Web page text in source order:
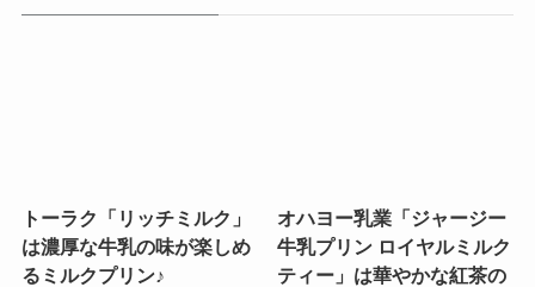
トーラク「リッチミルク」
は濃厚な牛乳の味が楽しめ
るミルクプリン♪
オハヨー乳業「ジャージー
牛乳プリン ロイヤルミルク
ティー」は華やかな紅茶の